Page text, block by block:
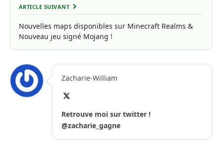
ARTICLE SUIVANT
Nouvelles maps disponibles sur Minecraft Realms &
Nouveau jeu signé Mojang !
Zacharie-William
X
Retrouve moi sur twitter !
@zacharie_gagne